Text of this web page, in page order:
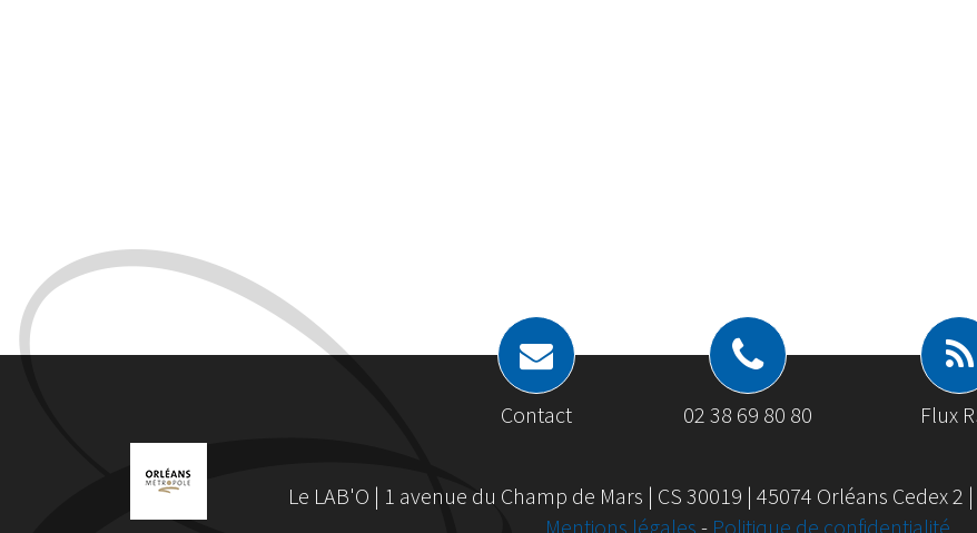
Contact 02 38 69 80 80 Flux
Le LAB'O | 1 avenue du Champ de Mars | CS 30019 | 45074 Orléans Cedex 2
Mentions légales - Politique de confidentialité